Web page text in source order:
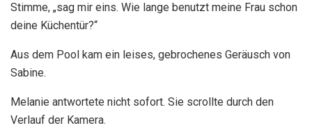
Stimme, „sag mir eins. Wie lange benutzt meine Frau schon
deine Küchentür?“
Aus dem Pool kam ein leises, gebrochenes Geräusch von
Sabine.
Melanie antwortete nicht sofort. Sie scrollte durch den
Verlauf der Kamera.